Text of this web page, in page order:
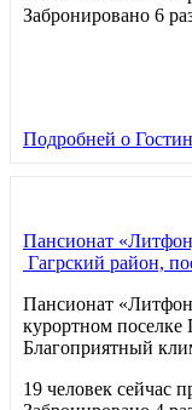
Забронировано 6
Подробней о
Пансионат
Гагрский район,
Пансионат
курортном
Благоприятный
19 человек сейчас